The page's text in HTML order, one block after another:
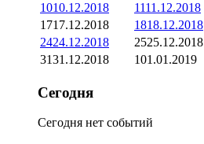
1010.12.2018 1111.12.2018
1717.12.2018 1818.12.2018
2424.12.2018 2525.12.2018
3131.12.2018 101.01.2019
Сегодня
Сегодня нет событий